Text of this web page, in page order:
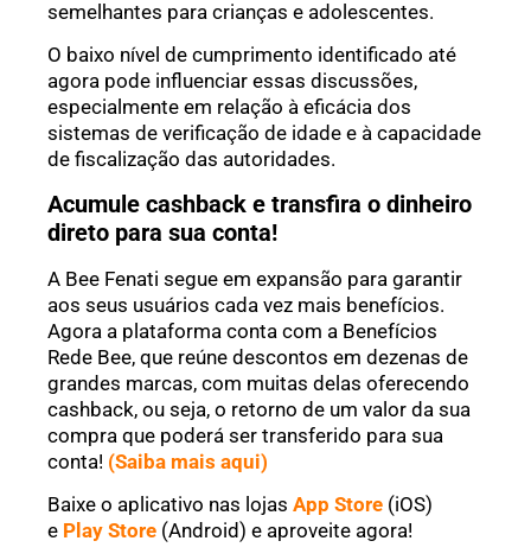
semelhantes para crianças e adolescentes.
O baixo nível de cumprimento identificado até
agora pode influenciar essas discussões,
especialmente em relação à eficácia dos
sistemas de verificação de idade e à capacidade
de fiscalização das autoridades.
Acumule cashback e transfira o dinheiro
direto para sua conta!
A Bee Fenati segue em expansão para garantir
aos seus usuários cada vez mais benefícios.
Agora a plataforma conta com a Benefícios
Rede Bee, que reúne descontos em dezenas de
grandes marcas, com muitas delas oferecendo
cashback, ou seja, o retorno de um valor da sua
compra que poderá ser transferido para sua
conta! (Saiba mais aqui)
Baixe o aplicativo nas lojas App Store (iOS)
e Play Store (Android) e aproveite agora!